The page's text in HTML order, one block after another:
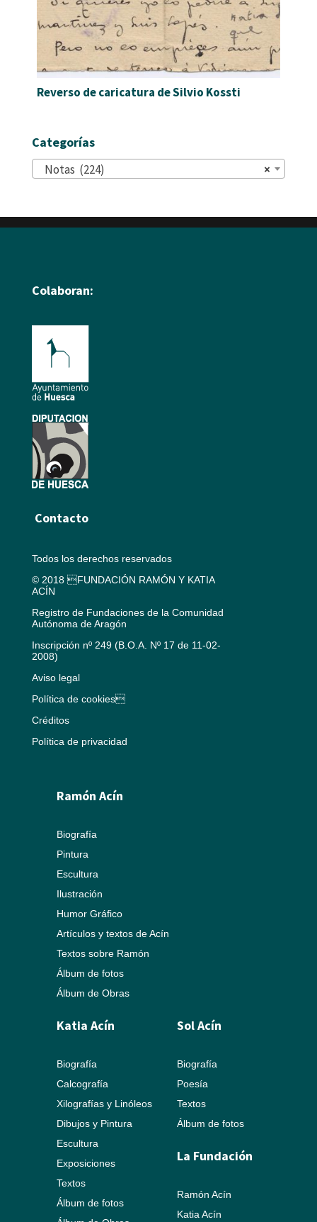
Reverso de caricatura de Silvio Kossti
Categorías
×
Notas (224)
Colaboran:
Contacto
Todos los derechos reservados
© 2018 FUNDACIÓN RAMÓN Y KATIA
ACÍN
Registro de Fundaciones de la Comunidad
Autónoma de Aragón
Inscripción nº 249 (B.O.A. Nº 17 de 11-02-
2008)
Aviso legal
Política de cookies
Créditos
Política de privacidad
Ramón Acín
Biografía
Pintura
Escultura
Ilustración
Humor Gráfico
Artículos y textos de Acín
Textos sobre Ramón
Álbum de fotos
Álbum de Obras
Katia Acín
Biografía
Calcografía
Xilografías y Linóleos
Dibujos y Pintura
Escultura
Exposiciones
Textos
Álbum de fotos
Sol Acín
Biografía
Poesía
Textos
Álbum de fotos
La Fundación
Ramón Acín
Katia Acín